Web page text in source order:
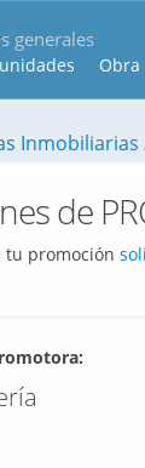
generales
Obra
Inmobiliarias
de
tu promoción